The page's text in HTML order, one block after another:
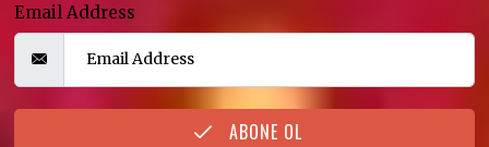
Email Address
ABONE OL